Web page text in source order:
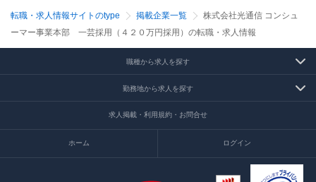
転職・求人情報サイトのtype 掲載企業一覧
株式会社光通信 コンシュ
ーマー事業本部 一芸採用（４２０万円採用）の転職・求人情報
職種から求人を探す
勤務地から求人を探す
求人掲載・利用規約・お問合せ
ホーム ログイン